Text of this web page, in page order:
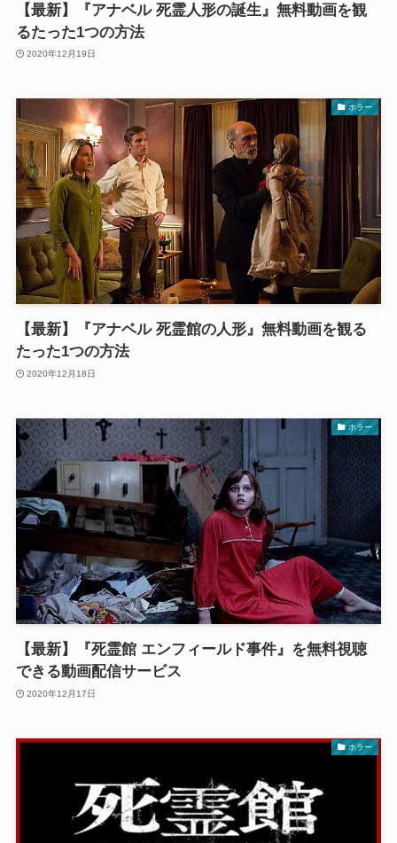
【最新】『アナベル 死霊人形の誕生』無料動画を観
るたった1つの方法
2020年12月19日
ホラー
【最新】『アナベル 死霊館の人形』無料動画を観る
たった1つの方法
2020年12月18日
ホラー
【最新】『死霊館 エンフィールド事件』を無料視聴
できる動画配信サービス
2020年12月17日
ホラー